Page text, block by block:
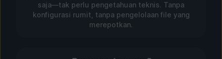
saja—tak perlu pengetahuan teknis. Tanpa
konfigurasi rumit, tanpa pengelolaan file yang
merepotkan.